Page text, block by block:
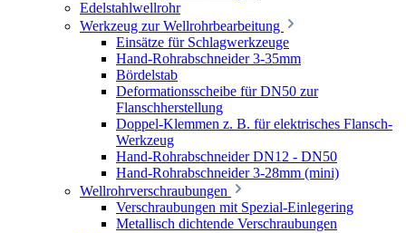
Edelstahlwellrohr
Werkzeug zur Wellrohrbearbeitung
Einsätze für Schlagwerkzeuge
Hand-Rohrabschneider 3-35mm
Bördelstab
Deformationsscheibe für DN50 zur
Flanschherstellung
Doppel-Klemmen z. B. für elektrisches Flansch-
Werkzeug
Hand-Rohrabschneider DN12 - DN50
Hand-Rohrabschneider 3-28mm (mini)
Wellrohrverschraubungen
Verschraubungen mit Spezial-Einlegering
Metallisch dichtende Verschraubungen